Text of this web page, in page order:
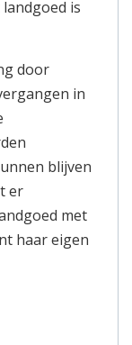
is
door
in
blijven
er
met
haar eigen